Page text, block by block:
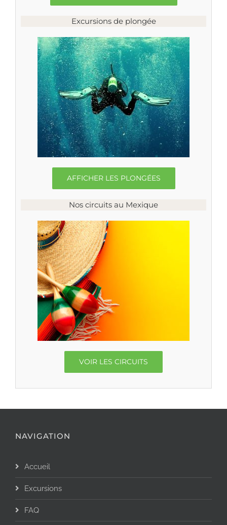
Excursions de plongée
AFFICHER LES PLONGÉES
Nos circuits au Mexique
VOIR LES CIRCUITS
NAVIGATION
Accueil
Excursions
FAQ